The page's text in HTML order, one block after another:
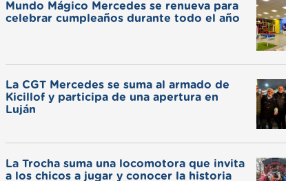
Mundo Mágico Mercedes se renueva para
celebrar cumpleaños durante todo el año
La CGT Mercedes se suma al armado de
Kicillof y participa de una apertura en
Luján
La Trocha suma una locomotora que invita
a los chicos a jugar y conocer la historia